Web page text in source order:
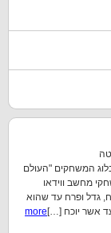
החלטה
המשחקים "העולם
מחשב ווידאו
גדל ופרח עד שהוא
אשר יוכח […] more